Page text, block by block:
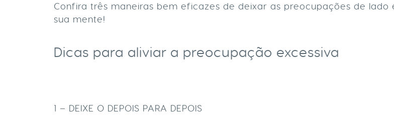
Confira três maneiras bem eficazes de deixar as preocupações de lado
sua mente!
Dicas para aliviar a preocupação excessiva
1 – DEIXE O DEPOIS PARA DEPOIS